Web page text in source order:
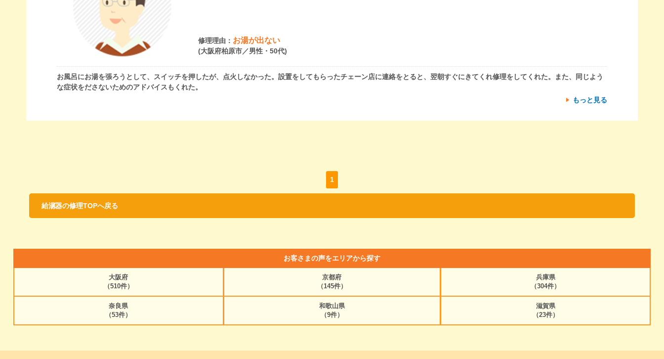
修理理由： お湯が出ない
(大阪府柏原市／男性・50代)
お風呂にお湯を張ろうとして、スイッチを押したが、点火しなかった。設置をしてもらったチェーン店に連絡をとると、翌朝すぐにきてくれ修理をしてくれた。また、同じよう
な症状をださないためのアドバイスもくれた。
もっと見る
1
給湯器の修理TOPへ戻る
お客さまの声をエリアから探す
大阪府
（510件）
京都府
（145件）
兵庫県
（304件）
奈良県
（53件）
和歌山県
（9件）
滋賀県
（23件）